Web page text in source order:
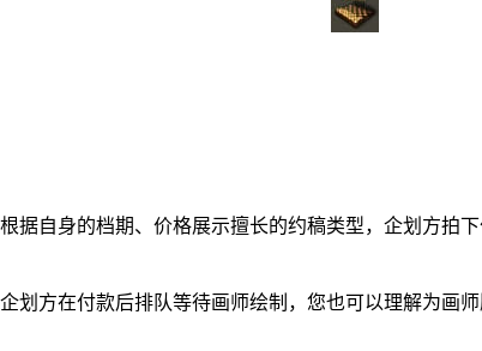
自身的档期、价格展示擅长的约稿类型，企划方拍
在付款后排队等待画师绘制，您也可以理解为画师